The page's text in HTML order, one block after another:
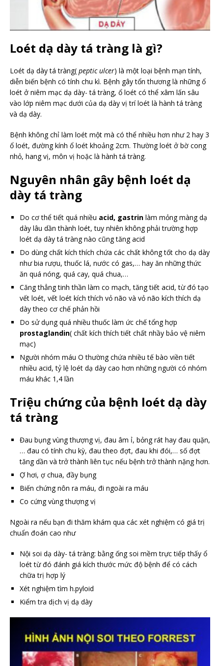
Loét dạ dày tá tràng là gì?
Loét dạ dày tá tràng( peptic ulcer) là một loại bệnh mạn tính,
diễn biến bệnh có tính chu kì. Bệnh gây tổn thương là những ổ
loét ở niêm mạc dạ dày- tá tràng, ổ loét có thể xâm lấn sâu
vào lớp niêm mạc dưới của dạ dày vị trí loét là hành tá tràng
và dạ dày.
Bệnh không chỉ làm loét một mà có thể nhiều hơn như 2 hay 3
ổ loét, đường kính ổ loét khoảng 2cm. Thường loét ở bờ cong
nhỏ, hang vị, môn vị hoặc là hành tá tràng.
Nguyên nhân gây bệnh loét dạ
dày tá tràng
Do cơ thể tiết quá nhiều acid, gastrin làm mỏng màng dạ
dày lâu dần thành loét, tuy nhiên không phải trường hợp
loét dạ dày tá tràng nào cũng tăng acid
Do dùng chất kích thích chứa các chất không tốt cho dạ dày
như bia rượu, thuốc lá, nước có gas,… hay ăn những thức
ăn quá nóng, quá cay, quá chua,…
Căng thẳng tinh thần làm co mạch, tăng tiết acid, từ đó tạo
vết loét, vết loét kích thích vỏ não và vỏ não kích thích dạ
dày theo cơ chế phản hồi
Do sử dụng quá nhiều thuốc làm ức chế tổng hợp
prostaglandin( chất kích thích tiết chất nhầy bảo vệ niêm
mạc)
Người nhóm máu O thường chứa nhiều tế bào viền tiết
nhiều acid, tỷ lệ loét dạ dày cao hơn những người có nhóm
máu khác 1,4 lần
Triệu chứng của bệnh loét dạ dày
tá tràng
Đau bụng vùng thượng vị, đau âm ỉ, bỏng rát hay đau quặn,
… đau có tính chu kỳ, đau theo đợt, đau khi đói,… số đợt
tăng dần và trở thành liên tục nếu bệnh trở thành nặng hơn.
Ợ hơi, ợ chua, đầy bụng
Biến chứng nôn ra máu, đi ngoài ra máu
Co cứng vùng thượng vị
Ngoài ra nếu bạn đi thăm khám qua các xét nghiệm có giá trị
chuẩn đoán cao như
Nội soi dạ dày- tá tràng: bằng ống soi mềm trực tiếp thấy ổ
loét từ đó đánh giá kích thước mức độ bệnh để có cách
chữa trị hợp lý
Xét nghiệm tìm h.pyloid
Kiểm tra dịch vị dạ dày